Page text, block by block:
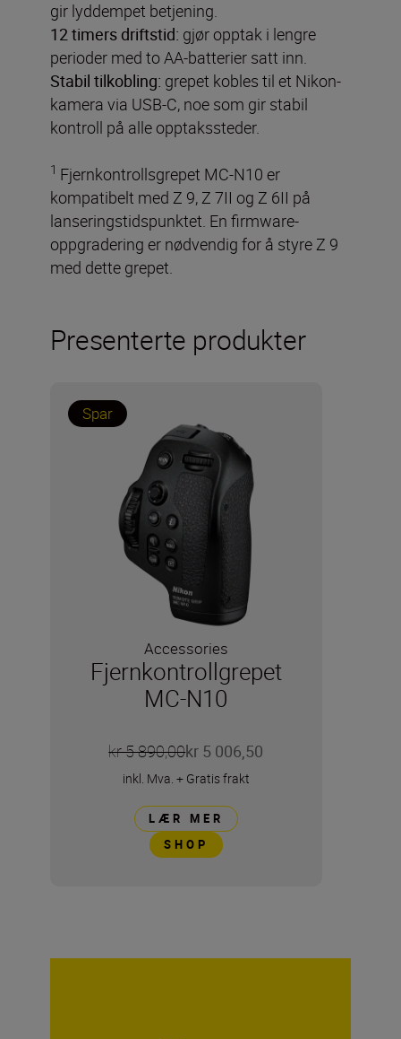
gir lyddempet betjening.
12 timers driftstid: gjør opptak i lengre
perioder med to AA-batterier satt inn.
Stabil tilkobling: grepet kobles til et Nikon-
kamera via USB-C, noe som gir stabil
kontroll på alle opptakssteder.
1 Fjernkontrollsgrepet MC-N10 er
kompatibelt med Z 9, Z 7II og Z 6II på
lanseringstidspunktet. En firmware-
oppgradering er nødvendig for å styre Z 9
med dette grepet.
Presenterte produkter
Spar
Accessories
Fjernkontrollgrepet
MC-N10
kr 5 890,00kr 5 006,50
inkl. Mva. + Gratis frakt
LÆR MER
SHOP